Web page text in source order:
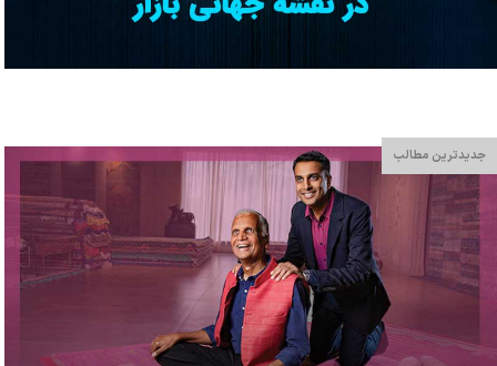
جدیدترین مطالب